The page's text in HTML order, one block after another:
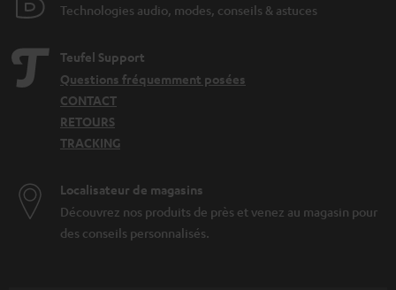
Technologies audio, modes, conseils & astuces
Teufel Support
Questions fréquemment posées
CONTACT
RETOURS
TRACKING
Localisateur de magasins
Découvrez nos produits de près et venez au magasin pour
des conseils personnalisés.